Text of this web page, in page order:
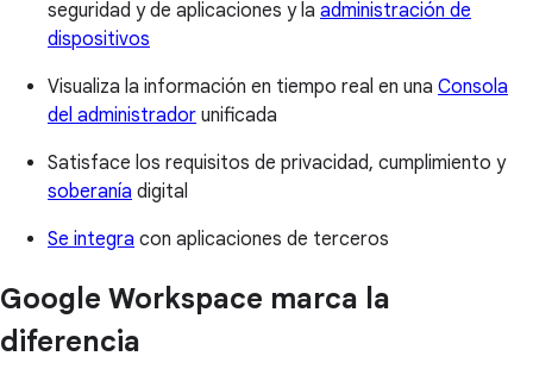
seguridad y de aplicaciones y la administración de
dispositivos
Visualiza la información en tiempo real en una Consola
del administrador unificada
Satisface los requisitos de privacidad, cumplimiento y
soberanía digital
Se integra con aplicaciones de terceros
Google Workspace marca la
diferencia